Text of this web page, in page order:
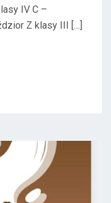
IV C –
Z klasy III […]